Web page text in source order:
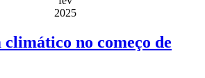
2025
no começo de